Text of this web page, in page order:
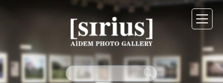
シリウスについて
展示スケジュール